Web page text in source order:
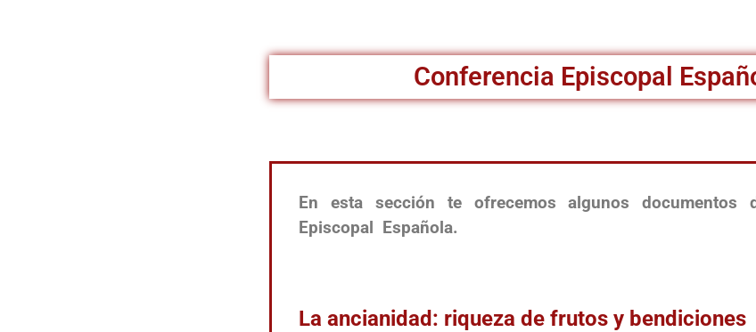
Conferencia Episcopal
En esta sección te ofrecemos algunos documentos
Episcopal Española.
La ancianidad: riqueza de frutos y bendiciones